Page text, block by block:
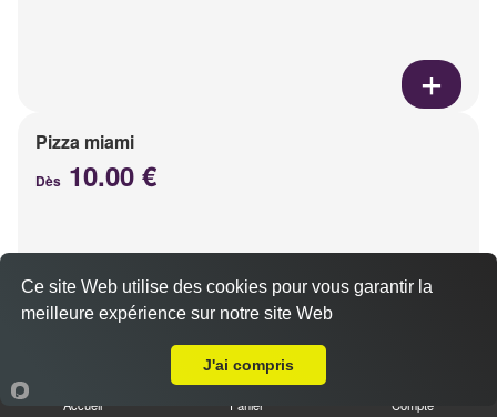
Pizza miami
Dès 10.00 €
Accueil Panier Compte
Ce site Web utilise des cookies pour vous garantir la
meilleure expérience sur notre site Web
J'ai compris